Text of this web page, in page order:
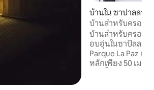
บ้านใน ซาปาลลาร์
บ้านสำหรับครอบค
ชายหาดได้
บ้านสำหรับครอบค
อบอุ่นในซาปัลลาร์
Parque La Paz แ
หลักเพียง 50 เมต